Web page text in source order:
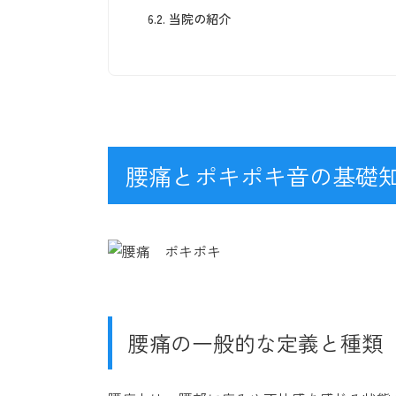
6.2. 当院の紹介
腰痛とポキポキ音の基礎
腰痛の一般的な定義と種類